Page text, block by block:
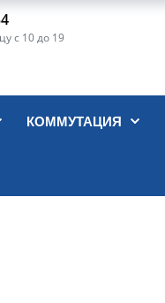
с 10 до 19
КОММУТАЦИЯ